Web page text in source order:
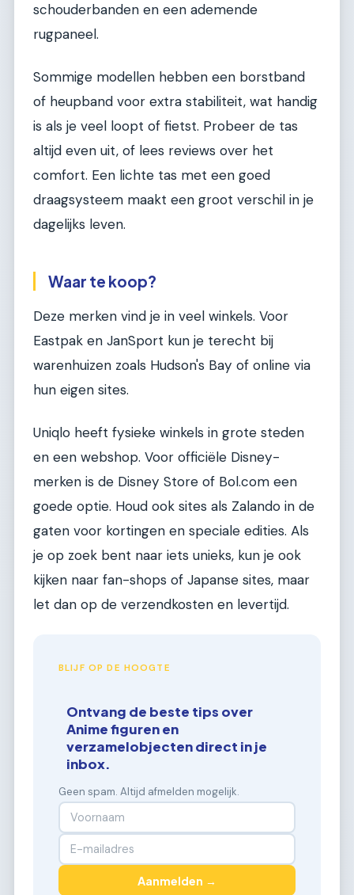
schouderbanden en een ademende
rugpaneel.
Sommige modellen hebben een borstband
of heupband voor extra stabiliteit, wat handig
is als je veel loopt of fietst. Probeer de tas
altijd even uit, of lees reviews over het
comfort. Een lichte tas met een goed
draagsysteem maakt een groot verschil in je
dagelijks leven.
Waar te koop?
Deze merken vind je in veel winkels. Voor
Eastpak en JanSport kun je terecht bij
warenhuizen zoals Hudson's Bay of online via
hun eigen sites.
Uniqlo heeft fysieke winkels in grote steden
en een webshop. Voor officiële Disney-
merken is de Disney Store of Bol.com een
goede optie. Houd ook sites als Zalando in de
gaten voor kortingen en speciale edities. Als
je op zoek bent naar iets unieks, kun je ook
kijken naar fan-shops of Japanse sites, maar
let dan op de verzendkosten en levertijd.
BLIJF OP DE HOOGTE
Ontvang de beste tips over
Anime figuren en
verzamelobjecten direct in je
inbox.
Geen spam. Altijd afmelden mogelijk.
Aanmelden →